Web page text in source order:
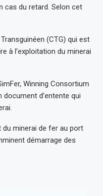
cas du retard. Selon cet
(CTG) qui est
à l’exploitation du minerai
Winning Consortium
d’entente qui
du minerai de fer au port
démarrage des